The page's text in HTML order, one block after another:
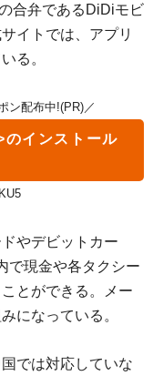
合弁であるDiDiモビ
イトでは、アプリ
る。
ン配布中!(PR)／
やデビットカー
で現金や各タクシー
とができる。メー
になっている。
では対応していな